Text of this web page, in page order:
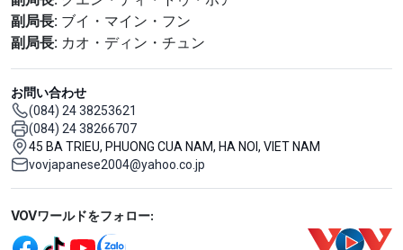
副局長: ブイ・マイン・フン
副局長: カオ・ディン・チュン
お問い合わせ
(084) 24 38253621
(084) 24 38266707
45 BA TRIEU, PHUONG CUA NAM, HA NOI, VIET NAM
vovjapanese2004@yahoo.co.jp
Mạng xã hội
VOVワールドをフォロー: